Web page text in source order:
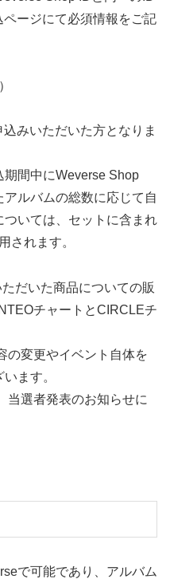
ージにて必須情報をご記
みいただいた方となりま
間中にWeverse Shop
ルバムの総数に応じて自
いては、セットに含まれ
されます。
だいた商品についての販
チャートとCIRCLEチ
の変更やイベント自体を
ます。
選者発表のお知らせに
で可能であり、アルバム